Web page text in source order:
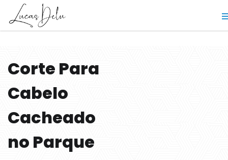
Corte Para
Cabelo
Cacheado
no Parque